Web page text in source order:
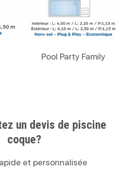
Pool Party Family
un devis de piscine
coque?
et personnalisée